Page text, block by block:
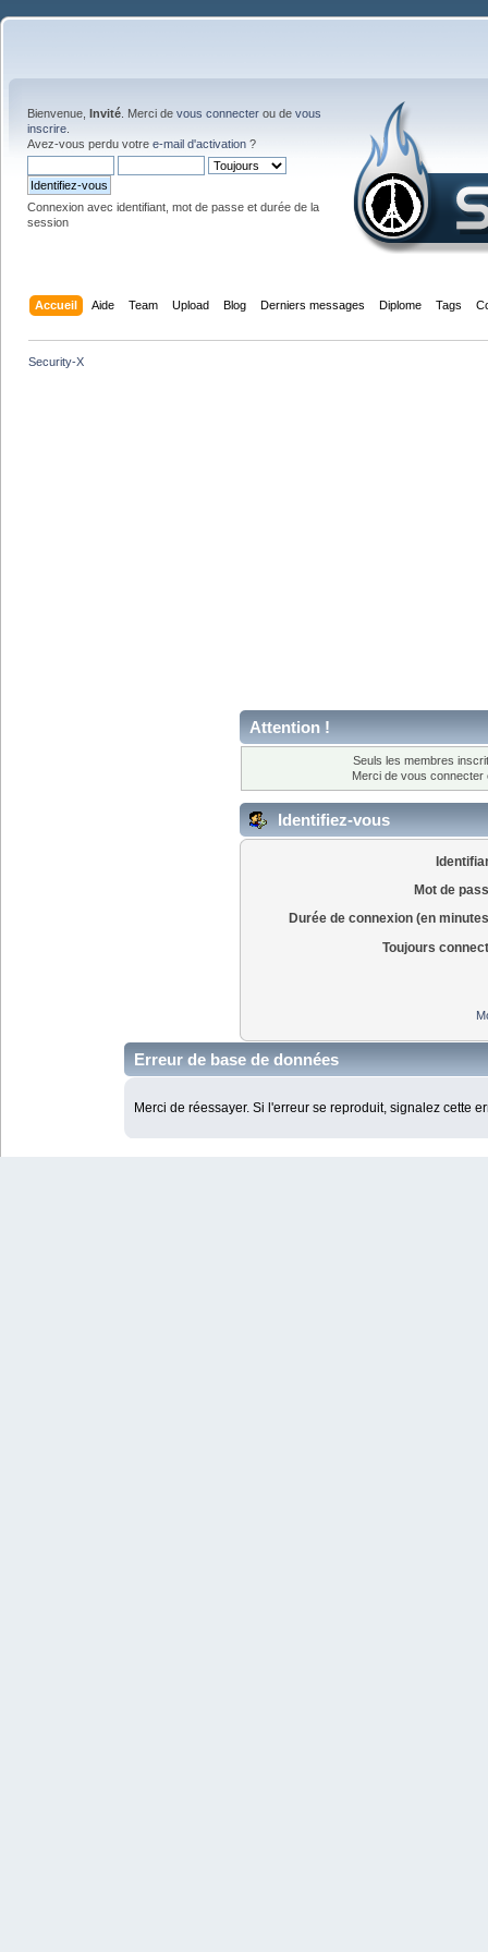
Bienvenue, Invité . Merci de vous connecter ou de vous
inscrire
Avez-vous perdu votre e-mail d'activation ?
Connexion avec identifiant, mot de passe et durée de la
session
Accueil Aide Team Upload Blog Derniers messages Diplome Tags
Security-X
Attention !
Seuls les membres
Merci de vous
Identifiez-vous
Mot de
Durée de connexion (en
Toujours
Erreur de base de données
Merci de réessayer. Si l'erreur se reproduit, signalez cette